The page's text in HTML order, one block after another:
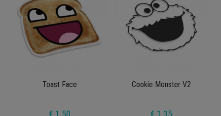
Toast Face Cookie Monster V2